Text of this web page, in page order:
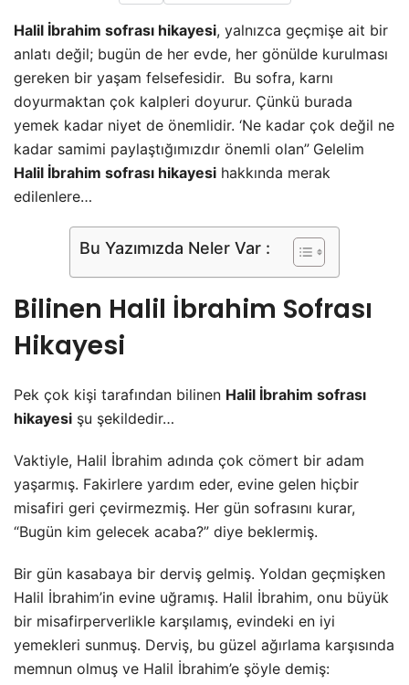
Halil İbrahim sofrası hikayesi, yalnızca geçmişe ait bir
anlatı değil; bugün de her evde, her gönülde kurulması
gereken bir yaşam felsefesidir. Bu sofra, karnı
doyurmaktan çok kalpleri doyurur. Çünkü burada
yemek kadar niyet de önemlidir. ‘Ne kadar çok değil ne
kadar samimi paylaştığımızdır önemli olan” Gelelim
Halil İbrahim sofrası hikayesi hakkında merak
edilenlere…
Bu Yazımızda Neler Var :
Bilinen Halil İbrahim Sofrası
Hikayesi
Pek çok kişi tarafından bilinen Halil İbrahim sofrası
hikayesi şu şekildedir…
Vaktiyle, Halil İbrahim adında çok cömert bir adam
yaşarmış. Fakirlere yardım eder, evine gelen hiçbir
misafiri geri çevirmezmiş. Her gün sofrasını kurar,
“Bugün kim gelecek acaba?” diye beklermiş.
Bir gün kasabaya bir derviş gelmiş. Yoldan geçmişken
Halil İbrahim’in evine uğramış. Halil İbrahim, onu büyük
bir misafirperverlikle karşılamış, evindeki en iyi
yemekleri sunmuş. Derviş, bu güzel ağırlama karşısında
memnun olmuş ve Halil İbrahim’e şöyle demiş: